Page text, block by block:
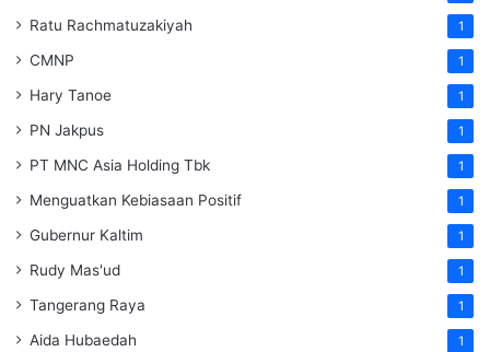
Ratu Rachmatuzakiyah 1
CMNP 1
Hary Tanoe 1
PN Jakpus 1
PT MNC Asia Holding Tbk 1
Menguatkan Kebiasaan Positif 1
Gubernur Kaltim 1
Rudy Mas'ud 1
Tangerang Raya 1
Aida Hubaedah 1